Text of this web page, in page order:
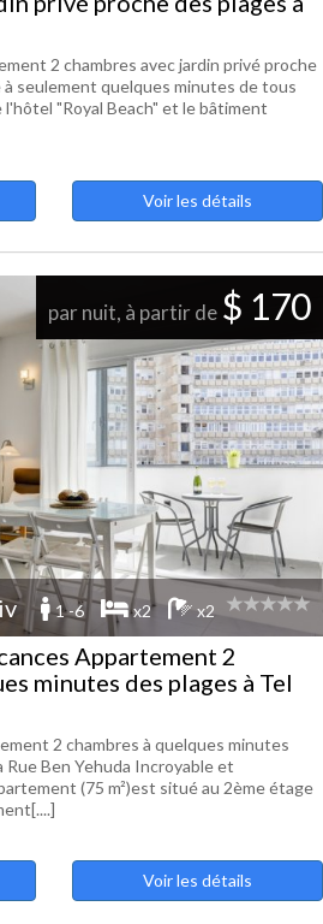
2 chambres avec jardin privé proche
à seulement quelques minutes de tous
"Royal Beach" et le bâtiment
Voir les détails
par nuit, à partir de $ 170
1 -6 x2 x2
Appartement 2
minutes des plages à Tel
2 chambres à quelques minutes
Rue Ben Yehuda Incroyable et
(75 m²)est situé au 2ème étage
Voir les détails